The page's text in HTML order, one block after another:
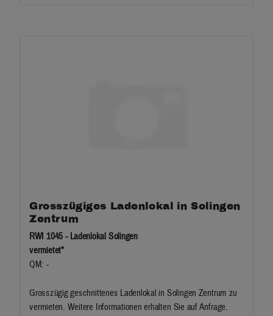
Grosszügiges Ladenlokal in Solingen
Zentrum
RWI 1045 - Ladenlokal Solingen
vermietet*
QM: -
Grosszügig geschnittenes Ladenlokal in Solingen Zentrum zu
vermieten. Weitere Informationen erhalten Sie auf Anfrage.